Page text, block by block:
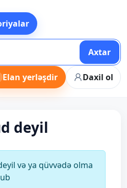
Axtar
Elan yerləşdir Daxil ol
deyil
və ya qüvvədə olma